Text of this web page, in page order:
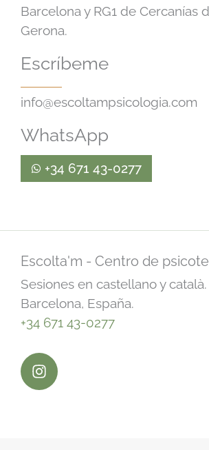
Barcelona y RG1 de Cercanías
Gerona.
Escríbeme
info@escoltampsicologia.com
WhatsApp
+34 671 43-0277
Escolta'm - Centro de
Sesiones en castellano y
Barcelona, España.
+34 671 43-0277